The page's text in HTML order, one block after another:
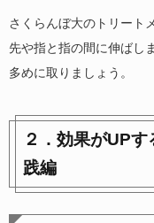
さくらんぼ大のトリート
先や指と指の間に伸ばし
多めに取りましょう。
２．効果がUP
践編